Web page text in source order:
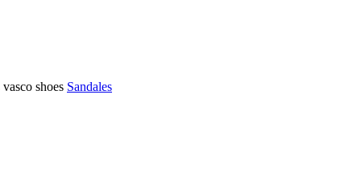
Sandales